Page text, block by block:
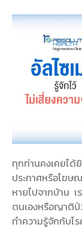
ทุกท่านคงเคยได้
ประกาศหรือโฆ
หายไปจากบ้าน เ
ตนเองหรือญาติป่
ทำความรู้จักกับโ